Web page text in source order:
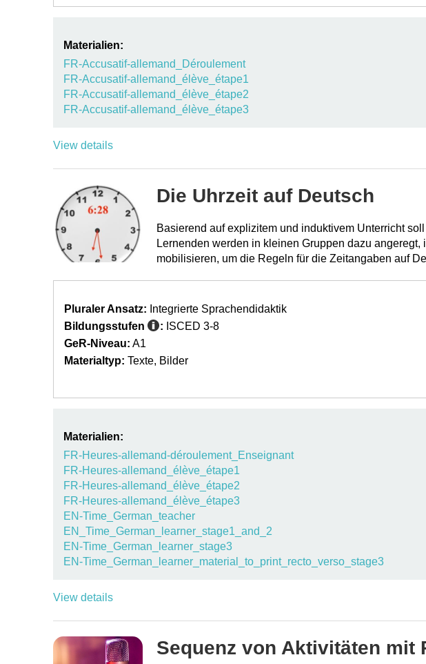
Materialien:
FR-Accusatif-allemand_Déroulement
FR-Accusatif-allemand_élève_étape1
FR-Accusatif-allemand_élève_étape2
FR-Accusatif-allemand_élève_étape3
View details
Die Uhrzeit auf Deutsch
Basierend auf explizitem und induktivem Unterricht
Lernenden werden in kleinen Gruppen dazu
mobilisieren, um die Regeln für die Zeitangaben auf
Pluraler Ansatz: Integrierte Sprachendidaktik
Bildungsstufen
: ISCED 3-8
GeR-Niveau: A1
Materialtyp: Texte Bilder
Materialien:
FR-Heures-allemand-déroulement_Enseignant
FR-Heures-allemand_élève_étape1
FR-Heures-allemand_élève_étape2
FR-Heures-allemand_élève_étape3
EN-Time_German_teacher
EN_Time_German_learner_stage1_and_2
EN-Time_German_learner_stage3
EN-Time_German_learner_material_to_print_recto_verso_stage3
View details
Sequenz von Aktivitäten mit